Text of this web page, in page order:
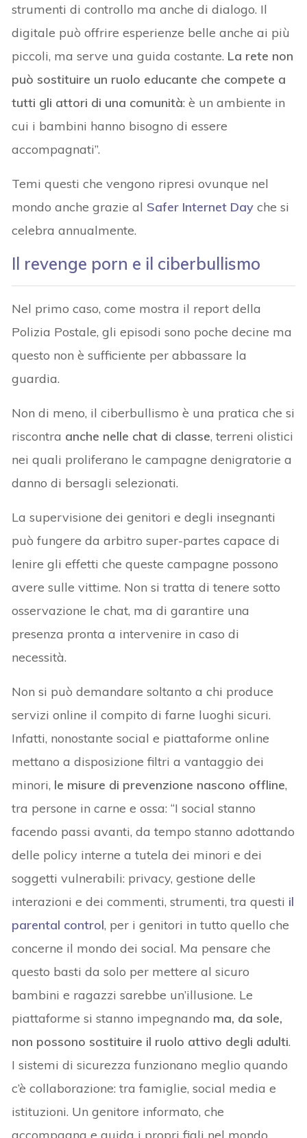
strumenti di controllo ma anche di dialogo. Il
digitale può offrire esperienze belle anche ai più
piccoli, ma serve una guida costante. La rete non
può sostituire un ruolo educante che compete a
tutti gli attori di una comunità: è un ambiente in
cui i bambini hanno bisogno di essere
accompagnati”.
Temi questi che vengono ripresi ovunque nel
mondo anche grazie al Safer Internet Day che si
celebra annualmente.
Il revenge porn e il ciberbullismo
Nel primo caso, come mostra il report della
Polizia Postale, gli episodi sono poche decine ma
questo non è sufficiente per abbassare la
guardia.
Non di meno, il ciberbullismo è una pratica che si
riscontra anche nelle chat di classe, terreni olistici
nei quali proliferano le campagne denigratorie a
danno di bersagli selezionati.
La supervisione dei genitori e degli insegnanti
può fungere da arbitro super-partes capace di
lenire gli effetti che queste campagne possono
avere sulle vittime. Non si tratta di tenere sotto
osservazione le chat, ma di garantire una
presenza pronta a intervenire in caso di
necessità.
Non si può demandare soltanto a chi produce
servizi online il compito di farne luoghi sicuri.
Infatti, nonostante social e piattaforme online
mettano a disposizione filtri a vantaggio dei
minori, le misure di prevenzione nascono offline,
tra persone in carne e ossa: “I social stanno
facendo passi avanti, da tempo stanno adottando
delle policy interne a tutela dei minori e dei
soggetti vulnerabili: privacy, gestione delle
interazioni e dei commenti, strumenti, tra questi il
parental control, per i genitori in tutto quello che
concerne il mondo dei social. Ma pensare che
questo basti da solo per mettere al sicuro
bambini e ragazzi sarebbe un’illusione. Le
piattaforme si stanno impegnando ma, da sole,
non possono sostituire il ruolo attivo degli adulti.
I sistemi di sicurezza funzionano meglio quando
c’è collaborazione: tra famiglie, social media e
istituzioni. Un genitore informato, che
accompagna e guida i propri figli nel mondo